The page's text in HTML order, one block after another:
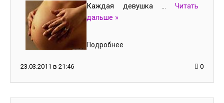
Каждая девушка...Читать
дальше »
Подробнее
23.03.2011 в 21:46 0